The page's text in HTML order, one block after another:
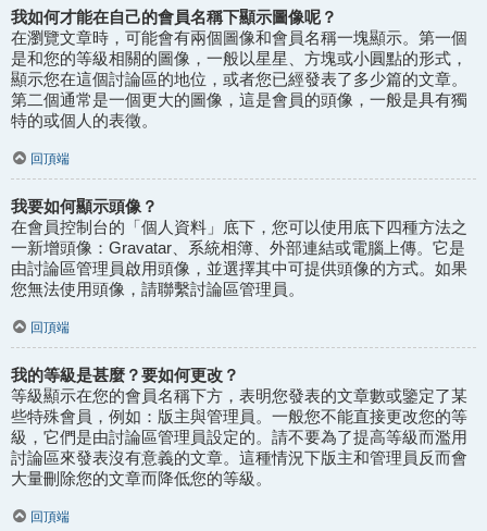
我如何才能在自己的會員名稱下顯示圖像呢？
在瀏覽文章時，可能會有兩個圖像和會員名稱一塊顯示。第一個
是和您的等級相關的圖像，一般以星星、方塊或小圓點的形式，
顯示您在這個討論區的地位，或者您已經發表了多少篇的文章。
第二個通常是一個更大的圖像，這是會員的頭像，一般是具有獨
特的或個人的表徵。
回頂端
我要如何顯示頭像？
在會員控制台的「個人資料」底下，您可以使用底下四種方法之
一新增頭像：Gravatar、系統相簿、外部連結或電腦上傳。它是
由討論區管理員啟用頭像，並選擇其中可提供頭像的方式。如果
您無法使用頭像，請聯繫討論區管理員。
回頂端
我的等級是甚麼？要如何更改？
等級顯示在您的會員名稱下方，表明您發表的文章數或鑒定了某
些特殊會員，例如：版主與管理員。一般您不能直接更改您的等
級，它們是由討論區管理員設定的。請不要為了提高等級而濫用
討論區來發表沒有意義的文章。這種情況下版主和管理員反而會
大量刪除您的文章而降低您的等級。
回頂端